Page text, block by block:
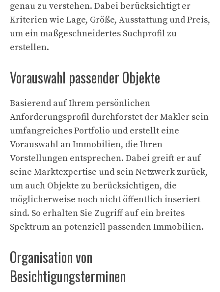
genau zu verstehen. Dabei berücksichtigt er
Kriterien wie Lage, Größe, Ausstattung und Preis,
um ein maßgeschneidertes Suchprofil zu
erstellen.
Vorauswahl passender Objekte
Basierend auf Ihrem persönlichen
Anforderungsprofil durchforstet der Makler sein
umfangreiches Portfolio und erstellt eine
Vorauswahl an Immobilien, die Ihren
Vorstellungen entsprechen. Dabei greift er auf
seine Marktexpertise und sein Netzwerk zurück,
um auch Objekte zu berücksichtigen, die
möglicherweise noch nicht öffentlich inseriert
sind. So erhalten Sie Zugriff auf ein breites
Spektrum an potenziell passenden Immobilien.
Organisation von
Besichtigungsterminen